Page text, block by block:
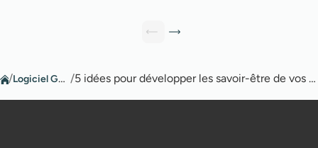
/ Logiciel GPEC / 5 idées pour développer les savoir-être de vos équipes